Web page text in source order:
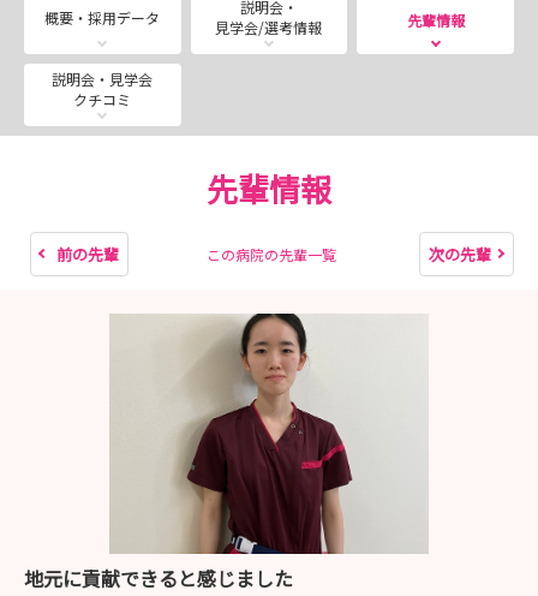
・看護奨学生募集(返済免除規定有）
年度途中の申込み可能 個別相談随時受付中
・病院見学会のお知らせ（所要時間90分程度 病院案
・看護就労体験 随時開催となっております 都合の良い
日をお知らせください
交通費・昼食支援（上限2,000円）あり 希望者に
は終了後病院見学会実施します
・2027卒採用試験日程 公開しました
・看護部長からのメッセージ
保健・医療・介護・福祉など幅広く対応できる「総合力
のある看護師」 患者さん一人ひとりに寄り添った「あき
らめない看護」を実践できる看護師です
概要・採用データ
説明会・
見学会/選考情報
先輩情報
説明会・見学会
クチコミ
先輩情報
前の先輩 この病院の先輩一覧 次の先輩
地元に貢献できると感じました